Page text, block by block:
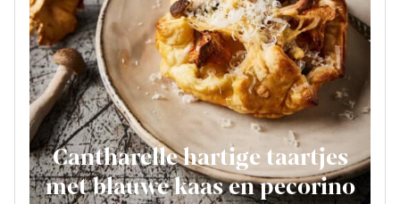
Cantharelle hartige taartjes
met blauwe kaas en pecorino